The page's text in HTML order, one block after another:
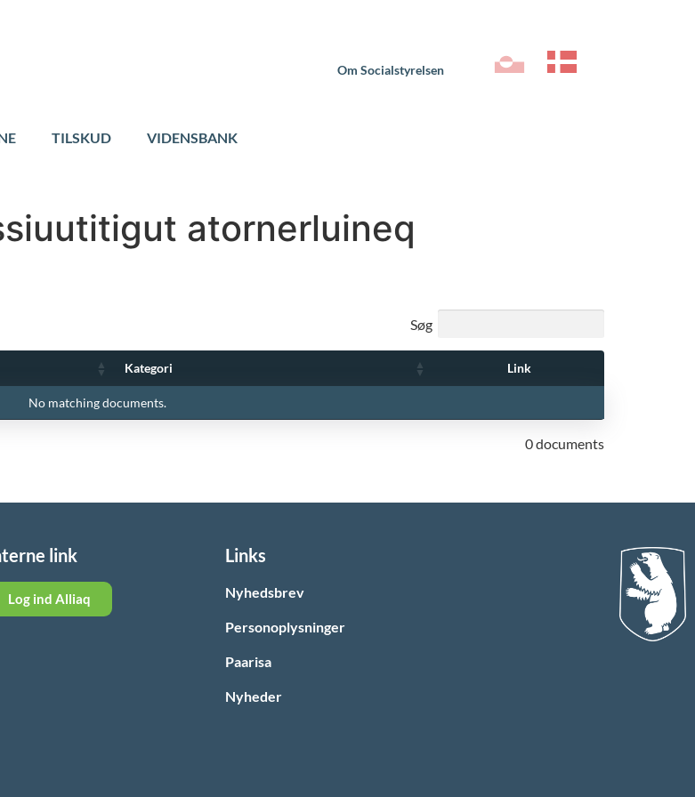
Om Socialstyrelsen
TILSKUD VIDENSBANK
atornerluineq
Søg
Kategori Link
No matching documents.
0 documents
link
Log ind Alliaq
Links
Nyhedsbrev
Personoplysninger
Paarisa
Nyheder